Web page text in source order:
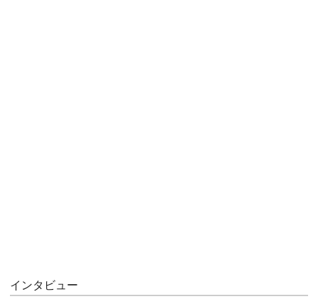
インタビュー